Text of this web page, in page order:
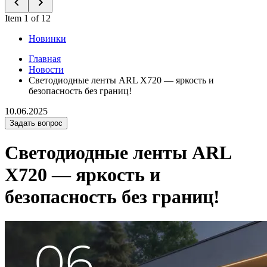
Item 1 of 12
Новинки
Главная
Новости
Светодиодные ленты ARL X720 — яркость и
безопасность без границ!
10.06.2025
Задать вопрос
Светодиодные ленты ARL
X720 — яркость и
безопасность без границ!